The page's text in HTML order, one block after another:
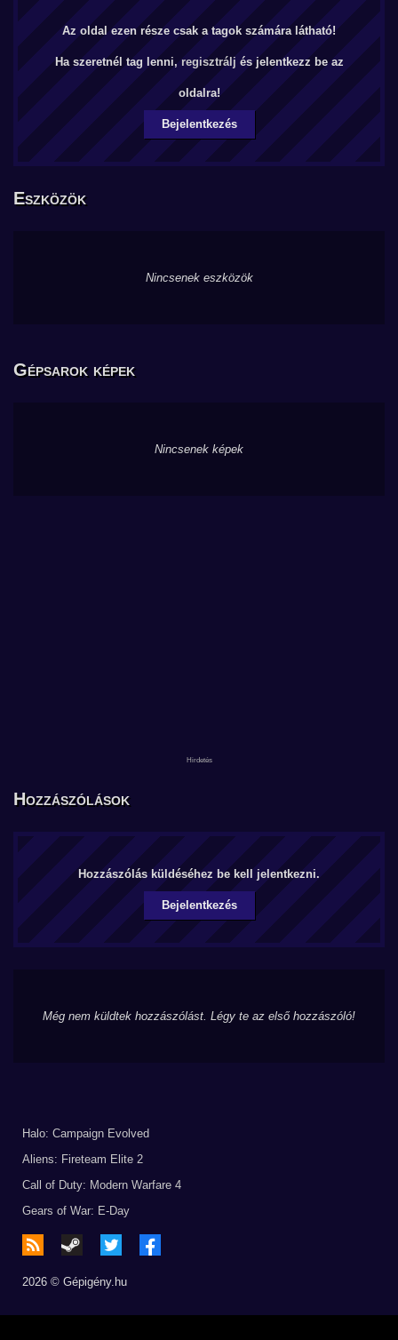
Az oldal ezen része csak a tagok számára látható!
Ha szeretnél tag lenni, regisztrálj és jelentkezz be az
oldalra!
Bejelentkezés
Eszközök
Nincsenek eszközök
Gépsarok képek
Nincsenek képek
Hozzászólások
Hozzászólás küldéséhez be kell jelentkezni.
Bejelentkezés
Még nem küldtek hozzászólást. Légy te az első hozzászóló!
Halo: Campaign Evolved
Aliens: Fireteam Elite 2
Call of Duty: Modern Warfare 4
Gears of War: E-Day
2026 © Gépigény.hu